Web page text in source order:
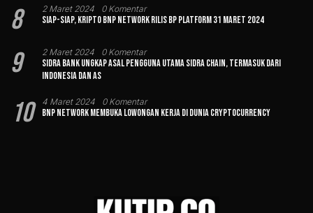
8 2 Maret 2024 0 Komentar
Siap-siap, Kripto BNP Network Rilis BP Platform 31 Maret 2024
9 2 Maret 2024 0 Komentar
Sidra Bank Ungkap Asal Pengguna Utama Sidra Chain, Termasuk dari
Indonesia dan AS
10 4 Maret 2024 0 Komentar
BNP Network Membuka Lowongan Kerja di Dunia Cryptocurrency